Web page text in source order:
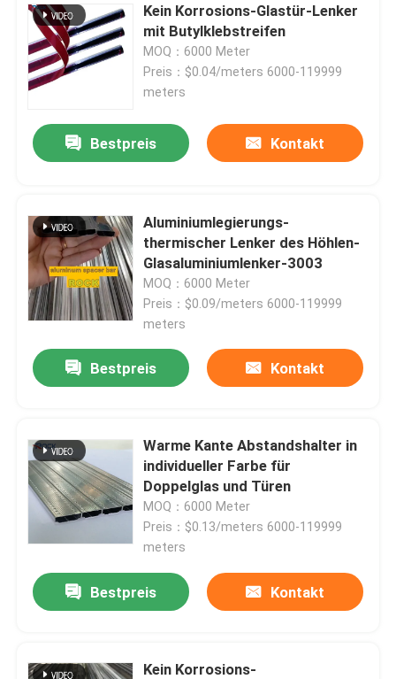
Kein Korrosions-Glastür-Lenker
mit Butylklebstreifen
MOQ：6000 Meter
Preis：$0.04/meters 6000-119999
meters
Bestpreis Kontakt
Aluminiumlegierungs-
thermischer Lenker des Höhlen-
Glasaluminiumlenker-3003
MOQ：6000 Meter
Preis：$0.09/meters 6000-119999
meters
Bestpreis Kontakt
Warme Kante Abstandshalter in
individueller Farbe für
Doppelglas und Türen
MOQ：6000 Meter
Preis：$0.13/meters 6000-119999
meters
Bestpreis Kontakt
Kein Korrosions-